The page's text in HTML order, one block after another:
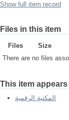
Show full item record
Files in this item
Files Size
There are no files
This item
المكتبة الرقمية